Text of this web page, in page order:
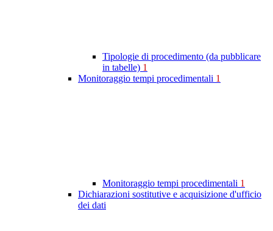
Tipologie di procedimento (da pubblicare
in tabelle) 1
Monitoraggio tempi procedimentali 1
Monitoraggio tempi procedimentali 1
Dichiarazioni sostitutive e acquisizione d'ufficio
dei dati